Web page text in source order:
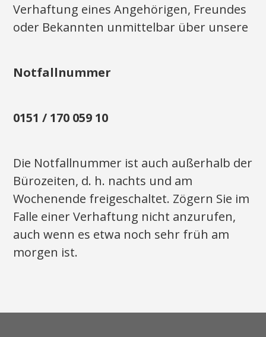
Verhaftung eines Angehörigen, Freundes
oder Bekannten unmittelbar über unsere
Notfallnummer
0151 / 170 059 10
Die Notfallnummer ist auch außerhalb der
Bürozeiten, d. h. nachts und am
Wochenende freigeschaltet. Zögern Sie im
Falle einer Verhaftung nicht anzurufen,
auch wenn es etwa noch sehr früh am
morgen ist.